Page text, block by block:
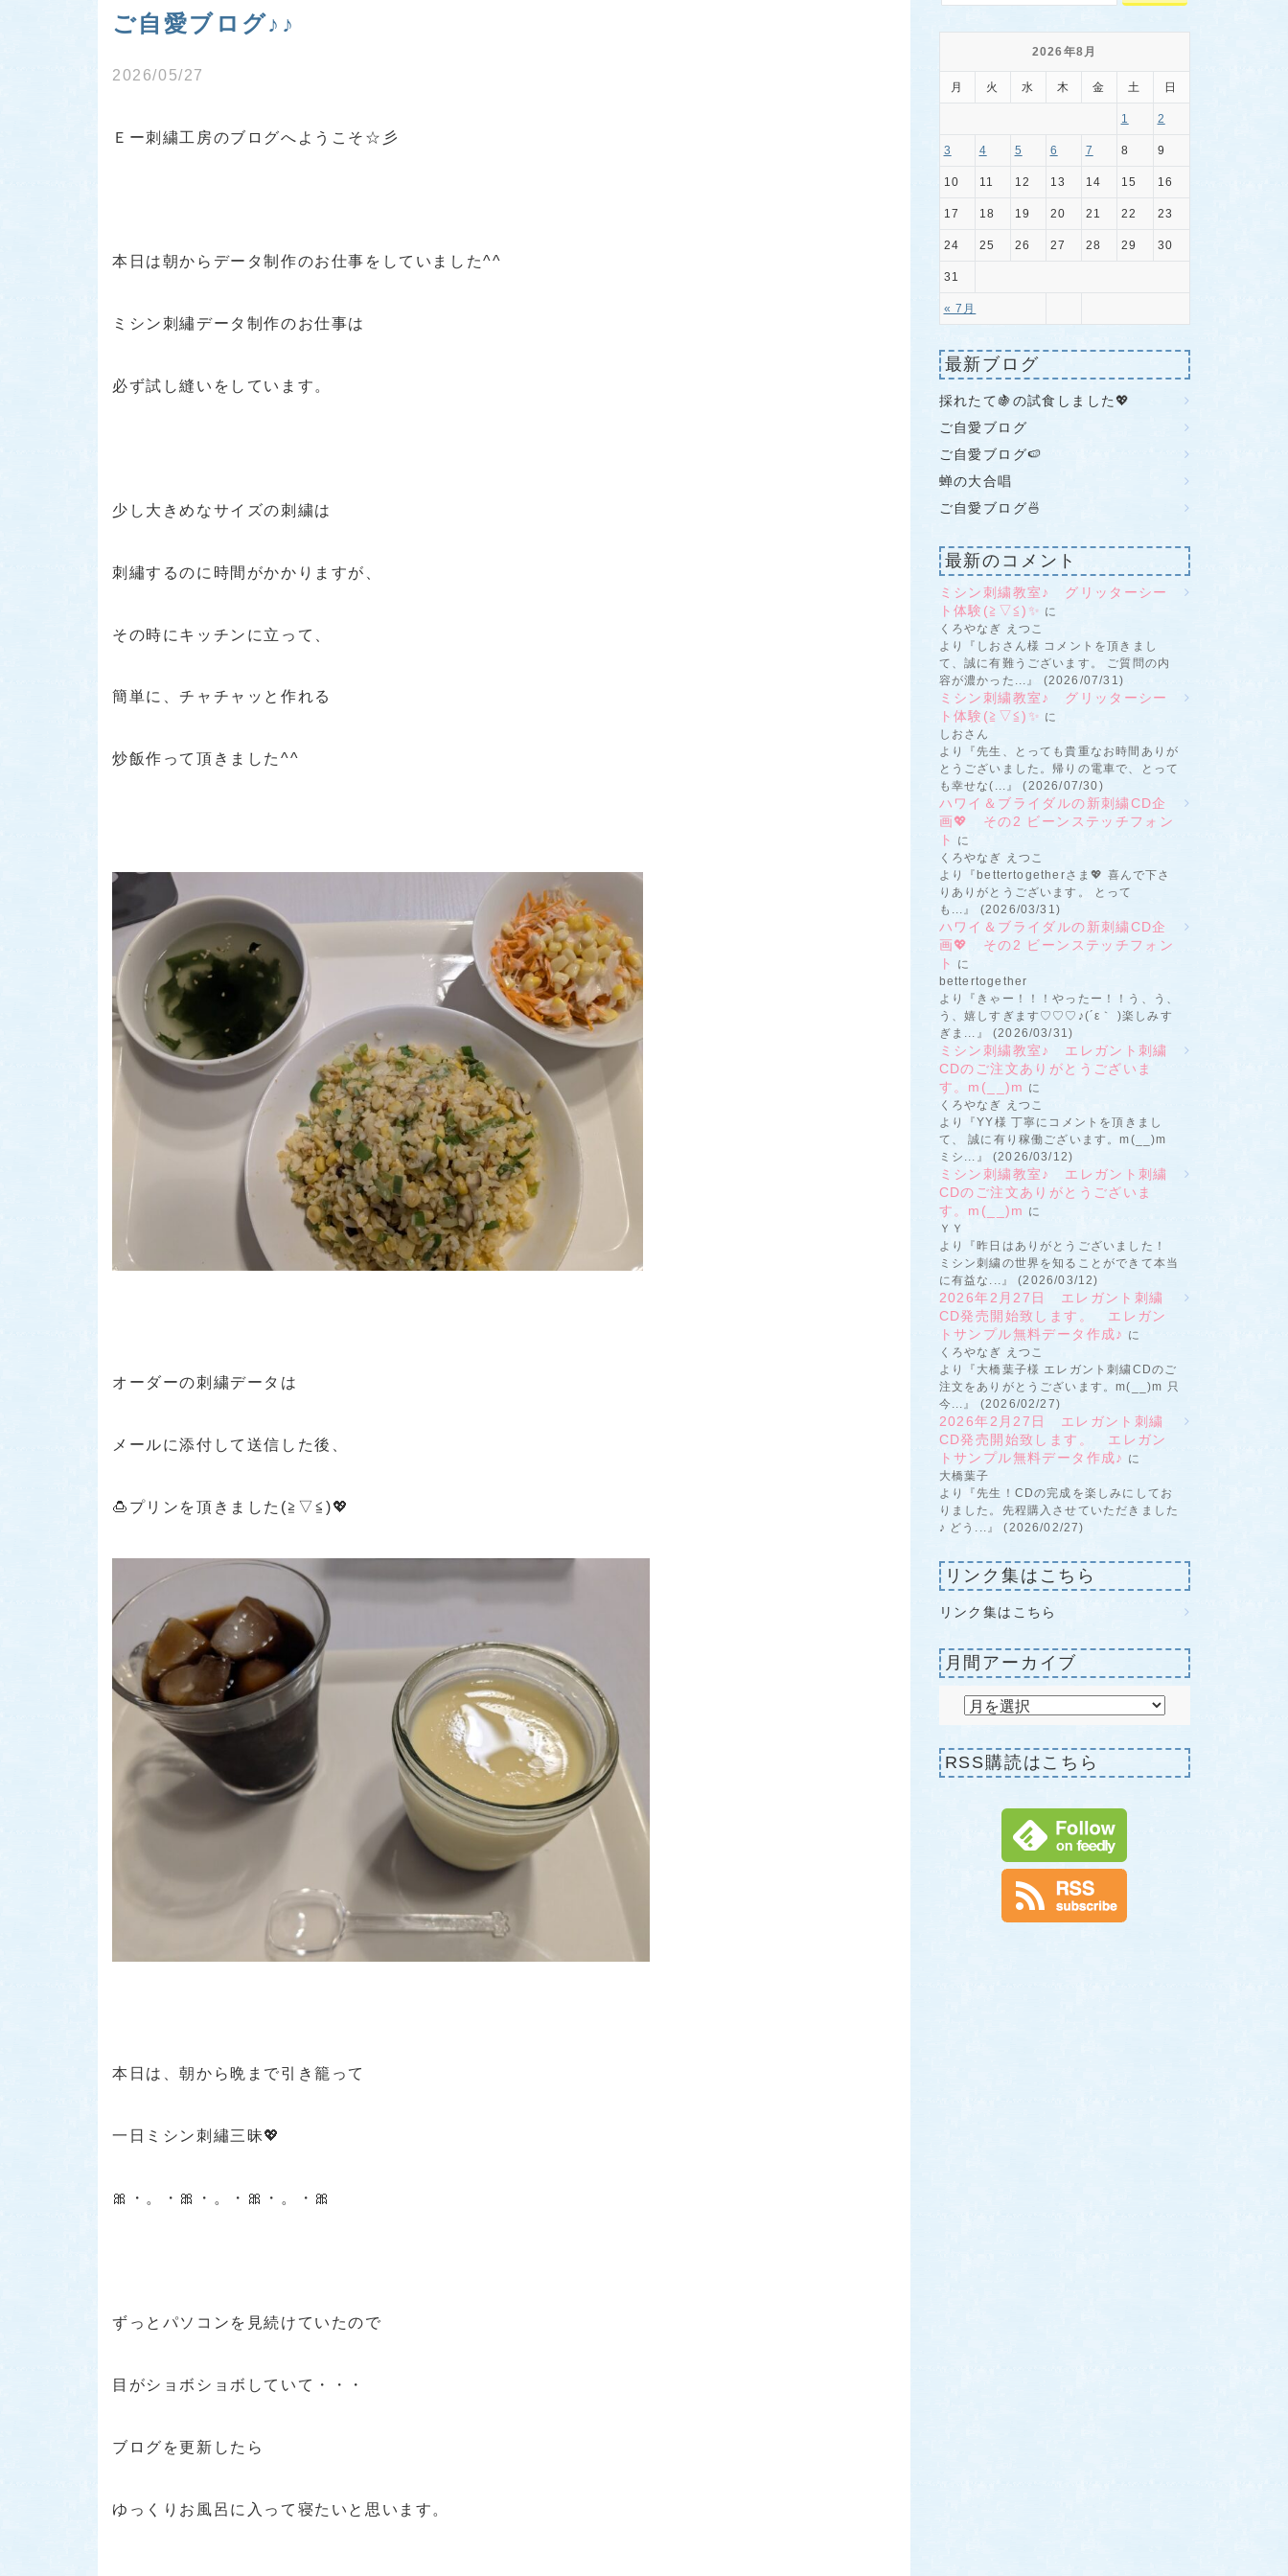
ご自愛ブログ♪♪
2026/05/27
Ｅー刺繍工房のブログへようこそ☆彡
本日は朝からデータ制作のお仕事をしていました^^
ミシン刺繡データ制作のお仕事は
必ず試し縫いをしています。
少し大きめなサイズの刺繍は
刺繡するのに時間がかかりますが、
その時にキッチンに立って、
簡単に、チャチャッと作れる
炒飯作って頂きました^^
オーダーの刺繍データは
メールに添付して送信した後、
🍮プリンを頂きました(≧▽≦)💖
本日は、朝から晩まで引き籠って
一日ミシン刺繡三昧💖
🎀・。・🎀・。・🎀・。・🎀
ずっとパソコンを見続けていたので
目がショボショボしていて・・・
ブログを更新したら
ゆっくりお風呂に入って寝たいと思います。
2026年8月
月 火 水 木 金 土 日
« 7月
1 2
3 4 5 6 7 8 9
10 11 12 13 14 15 16
17 18 19 20 21 22 23
24 25 26 27 28 29 30
31
最新ブログ
採れたて🍇の試食しました💖
ご自愛ブログ
ご自愛ブログ🍉
蝉の大合唱
ご自愛ブログ🍜
最新のコメント
ミシン刺繍教室♪ グリッターシー
ト体験(≧▽≦)✨ に
くろやなぎ えつこ
より『しおさん様 コメントを頂きまし
て、誠に有難うございます。 ご質問の内
容が濃かった...』 (2026/07/31)
ミシン刺繍教室♪ グリッターシー
ト体験(≧▽≦)✨ に
しおさん
より『先生、とっても貴重なお時間ありが
とうございました。帰りの電車で、とって
も幸せな(...』 (2026/07/30)
ハワイ＆ブライダルの新刺繍CD企
画💖 その2 ビーンステッチフォン
ト
に
くろやなぎ えつこ
より『bettertogetherさま💖 喜んで下さ
りありがとうございます。 とって
も...』 (2026/03/31)
ハワイ＆ブライダルの新刺繍CD企
画💖 その2 ビーンステッチフォン
ト
に
bettertogether
より『きゃー！！！やったー！！う、う、
う、嬉しすぎます♡♡♡♪(´ε｀ )楽しみす
ぎま...』 (2026/03/31)
ミシン刺繍教室♪ エレガント刺繍
CDのご注文ありがとうございま
す。m(__)m に
くろやなぎ えつこ
より『YY様 丁寧にコメントを頂きまし
て、 誠に有り稼働ございます。m(__)m
ミシ...』 (2026/03/12)
ミシン刺繍教室♪ エレガント刺繍
CDのご注文ありがとうございま
す。m(__)m に
ＹＹ
より『昨日はありがとうございました！
ミシン刺繍の世界を知ることができて本当
に有益な...』 (2026/03/12)
2026年2月27日 エレガント刺繍
CD発売開始致します。 エレガン
トサンプル無料データ作成♪ に
くろやなぎ えつこ
より『大橋葉子様 エレガント刺繍CDのご
注文をありがとうございます。m(__)m 只
今...』 (2026/02/27)
2026年2月27日 エレガント刺繍
CD発売開始致します。 エレガン
トサンプル無料データ作成♪ に
大橋葉子
より『先生！CDの完成を楽しみにしてお
りました。先程購入させていただきました
♪ どう...』 (2026/02/27)
リンク集はこちら
リンク集はこちら
月間アーカイブ
RSS購読はこちら